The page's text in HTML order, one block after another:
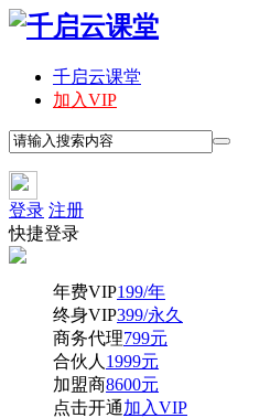
千启云课堂
加入VIP
登录 注册
快捷登录
年费VIP199/年
终身VIP399/永久
商务代理799元
合伙人 1999元
加盟商8600元
点击开通加入VIP